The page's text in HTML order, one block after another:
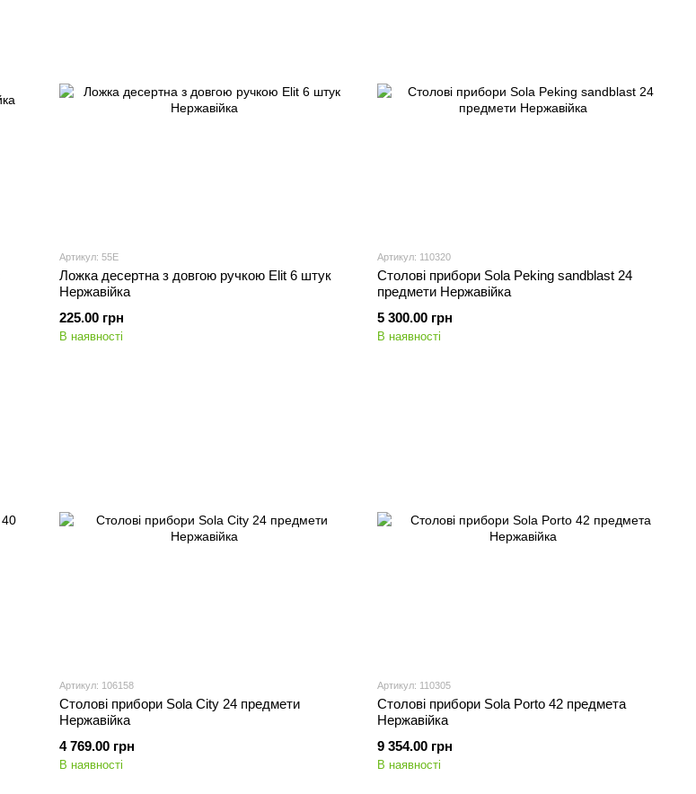
Артикул: 55E
Ложка десертна з довгою ручкою Elit 6 штук
Нержавійка
225.00 грн
В наявності
Артикул: 110320
Столові прибори Sola Peking sandblast 24
предмети Нержавійка
5 300.00 грн
В наявності
Артикул: 106158
Столові прибори Sola City 24 предмети
Нержавійка
4 769.00 грн
В наявності
Артикул: 110305
Столові прибори Sola Porto 42 предмета
Нержавійка
9 354.00 грн
В наявності